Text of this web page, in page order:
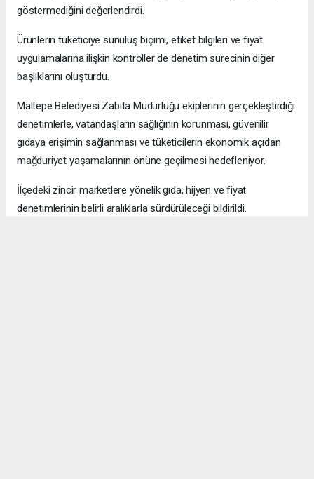
göstermediğini değerlendirdi.
Ürünlerin tüketiciye sunuluş biçimi, etiket bilgileri ve fiyat
uygulamalarına ilişkin kontroller de denetim sürecinin diğer
başlıklarını oluşturdu.
Maltepe Belediyesi Zabıta Müdürlüğü ekiplerinin gerçekleştirdiği
denetimlerle, vatandaşların sağlığının korunması, güvenilir
gıdaya erişimin sağlanması ve tüketicilerin ekonomik açıdan
mağduriyet yaşamalarının önüne geçilmesi hedefleniyor.
İlçedeki zincir marketlere yönelik gıda, hijyen ve fiyat
denetimlerinin belirli aralıklarla sürdürüleceği bildirildi.